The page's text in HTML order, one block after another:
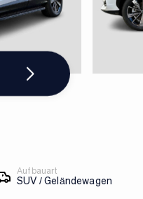
Aufbauart
SUV / Geländewagen